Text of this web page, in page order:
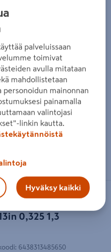
0,325 1,3
: 6438313485650
palveluissaan
toimivat
avulla mitataan
mahdollistetaan
mainonnan
painamalla
valintojasi
linkin kautta.
Hyväksy kaikki